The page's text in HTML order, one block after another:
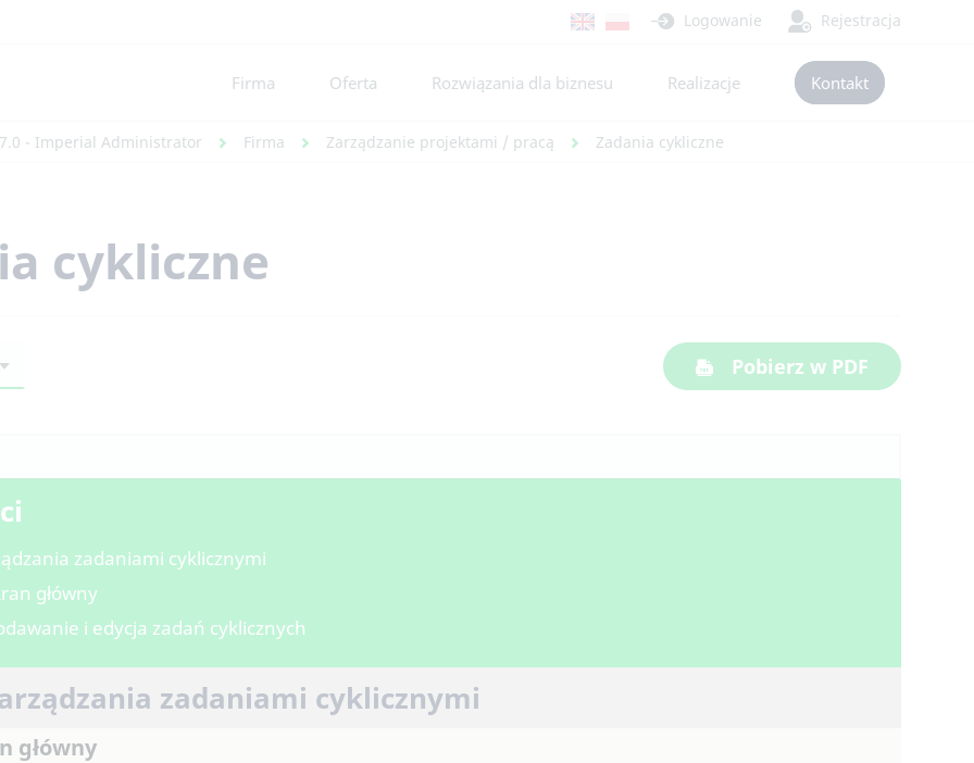
Logowanie Rejestracja
Firma Oferta Rozwiązania dla biznesu Realizacje Kontakt
- Imperial Administrator Firma Zarządzanie projektami / pracą Zadania cykliczne
cykliczne
Pobierz w PDF
zadaniami cyklicznymi
główny
i edycja zadań cyklicznych
zadaniami cyklicznymi
główny